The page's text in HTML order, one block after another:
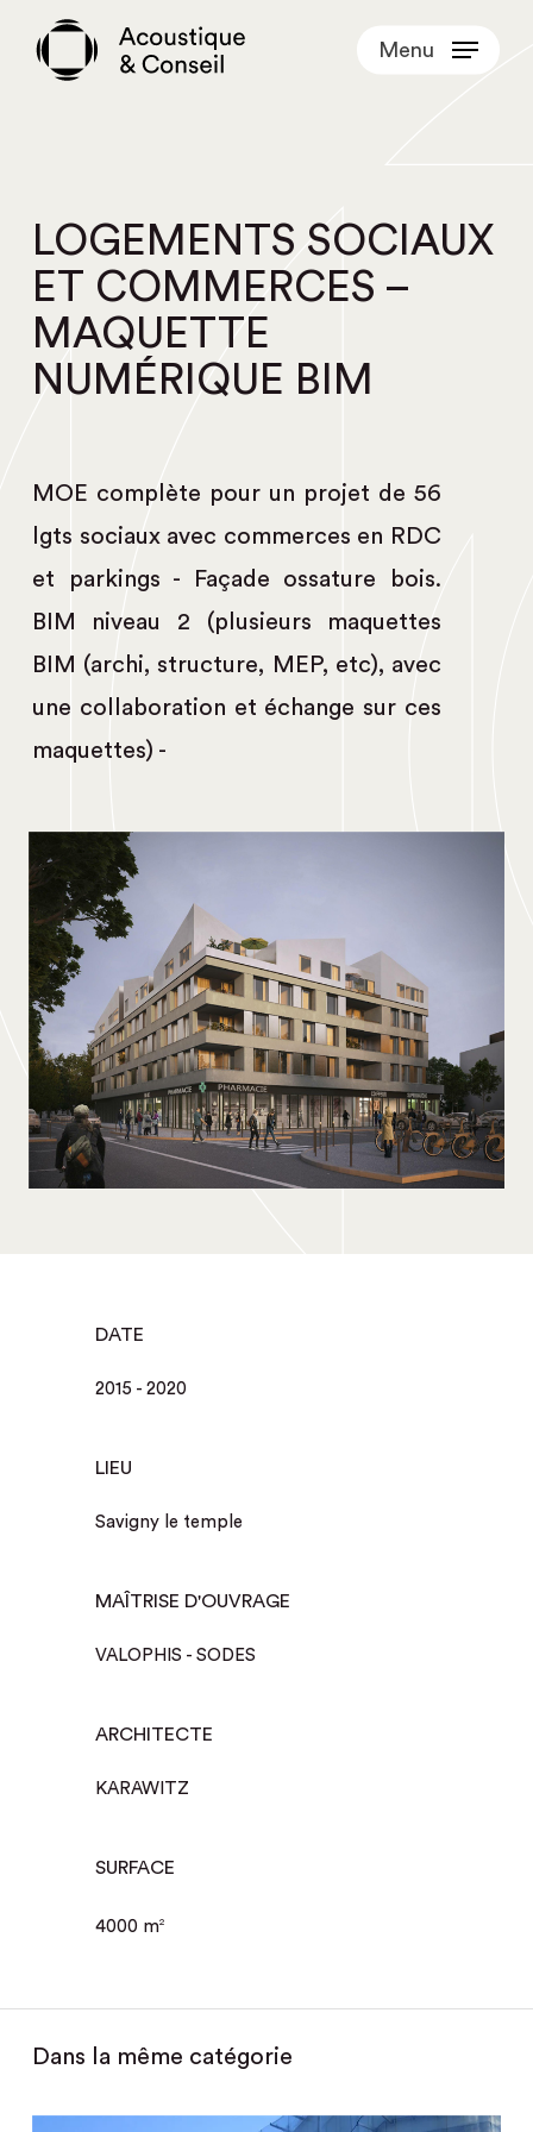
Menu
LOGEMENTS SOCIAUX
ET COMMERCES –
MAQUETTE
NUMÉRIQUE BIM
MOE complète pour un projet de 56
lgts sociaux avec commerces en RDC
et parkings - Façade ossature bois.
BIM niveau 2 (plusieurs maquettes
BIM (archi, structure, MEP, etc), avec
une collaboration et échange sur ces
maquettes) -
DATE
2015 - 2020
LIEU
Savigny le temple
MAÎTRISE D'OUVRAGE
VALOPHIS - SODES
ARCHITECTE
KARAWITZ
SURFACE
4000 m2
Dans la même catégorie